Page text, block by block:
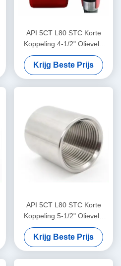
API 5CT L80 STC Korte
Koppeling 4-1/2" Olieveld
Aardgas Opvangleiding
Connector
Krijg Beste Prijs
API 5CT L80 STC Korte
Koppeling 5-1/2" Olieveld
Aardgas Opvangleiding
Connector
Krijg Beste Prijs